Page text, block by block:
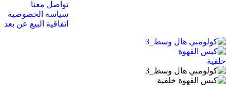
تواصل معنا
سياسة الخصوصية
اتفاقية البيع عن بعد